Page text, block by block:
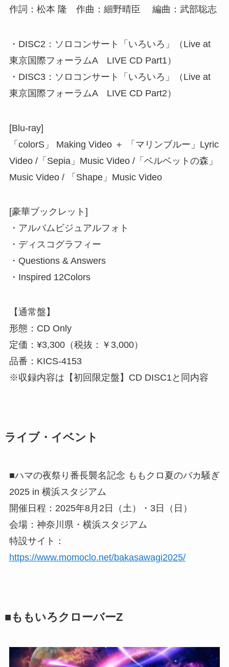
作詞：松本 隆 作曲：細野晴臣 編曲：武部聡志
・DISC2：ソロコンサート「いろいろ」（Live at
東京国際フォーラムA LIVE CD Part1）
・DISC3：ソロコンサート「いろいろ」（Live at
東京国際フォーラムA LIVE CD Part2）
[Blu-ray]
「colorS」 Making Video ＋ 「マリンブルー」Lyric
Video /「Sepia」Music Video /「ベルベットの森」
Music Video / 「Shape」Music Video
[豪華ブックレット]
・アルバムビジュアルフォト
・ディスコグラフィー
・Questions & Answers
・Inspired 12Colors
【通常盤】
形態：CD Only
定価：¥3,300（税抜：￥3,000）
品番：KICS-4153
※収録内容は【初回限定盤】CD DISC1と同内容
ライブ・イベント
■ハマの夜祭り番長襲名記念 ももクロ夏のバカ騒ぎ
2025 in 横浜スタジアム
開催日程：2025年8月2日（土）・3日（日）
会場：神奈川県・横浜スタジアム
特設サイト：
https://www.momoclo.net/bakasawagi2025/
■ももいろクローバーZ